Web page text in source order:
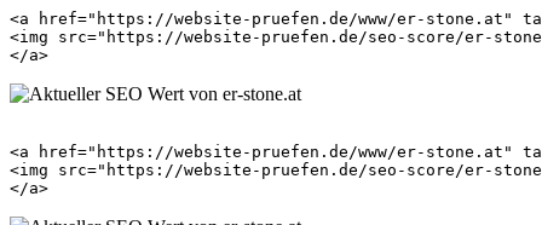
<a href="https://website-pruefen.de/www/er-stone.at"
<img src="https://website-pruefen.de/seo-score/er-
<a href="https://website-pruefen.de/www/er-stone.at"
<img src="https://website-pruefen.de/seo-score/er-